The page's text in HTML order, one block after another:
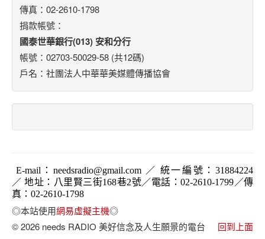
傳真：02-2610-1798
捐款帳號：
國泰世華銀行(013) 安和分行
帳號：02703-50029-58 (共12碼)
戶名：社團法人中華華美媒體傳播協會
E-mail ： needsradio@gmail.com ／ 統一編號：31884224
／ 地址：八里賢三街168巷2號／電話：02-2610-1799／傳
真：02-2610-1798
◎本站使用網易虛擬主機◎
回到上面
© 2026 needs RADIO 美好信念及人生願景的電台